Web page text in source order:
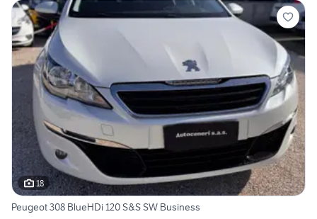
18
Peugeot 308 BlueHDi 120 S&S SW Business